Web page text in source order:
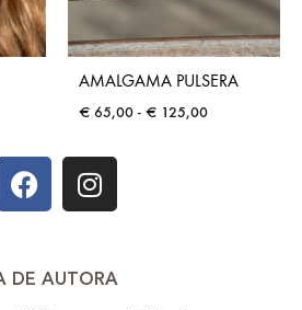
AMALGAMA PULSERA
€ 65,00 - € 125,00
DE AUTORA